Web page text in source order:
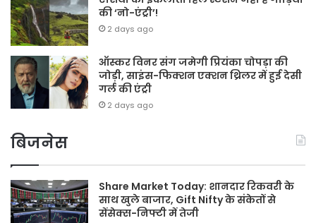
की ‘नो-एंट्री’!
2 days ago
ऑस्कर विनर संग जमेगी प्रियंका चोपड़ा की
जोड़ी, साइंस-फिक्शन एक्शन थ्रिलर में हुई देसी
गर्ल की एंट्री
2 days ago
बिजनेस
Share Market Today: शानदार रिकवरी के
साथ खुले बाजार, Gift Nifty के संकेतों से
सेंसेक्स-निफ्टी में तेजी